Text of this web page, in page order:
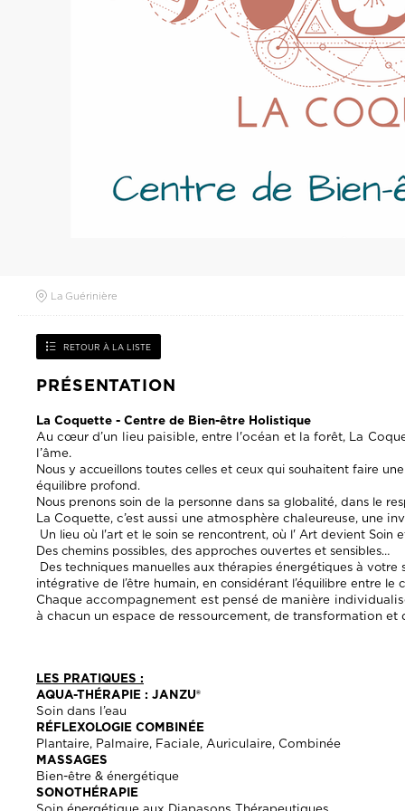
La Guérinière
RETOUR À LA LISTE
PRÉSENTATION
La Coquette - Centre de Bien-être Holistique
Au cœur d’un lieu paisible, entre l'océan et la forêt, La
l’âme.
Nous y accueillons toutes celles et ceux qui souhaitent faire
équilibre profond.
Nous prenons soin de la personne dans sa globalité, dans le
La Coquette, c’est aussi une atmosphère chaleureuse, une
Un lieu où l'art et le soin se rencontrent, où l' Art devient Soin
Des chemins possibles, des approches ouvertes et sensibles…
Des techniques manuelles aux thérapies énergétiques à votre
intégrative de l’être humain, en considérant l’équilibre entre le
Chaque accompagnement est pensé de manière
à chacun un espace de ressourcement, de transformation et
LES PRATIQUES :
AQUA-THÉRAPIE : JANZU®
Soin dans l’eau
RÉFLEXOLOGIE COMBINÉE
Plantaire, Palmaire, Faciale, Auriculaire, Combinée
MASSAGES
Bien-être & énergétique
SONOTHÉRAPIE